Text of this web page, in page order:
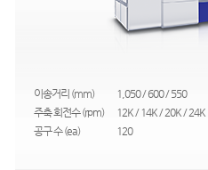
이송거리 (mm)
1,050 / 600 / 550
주축 회전수 (rpm)
12K / 14K / 20K / 24K
공구 수 (ea)
120